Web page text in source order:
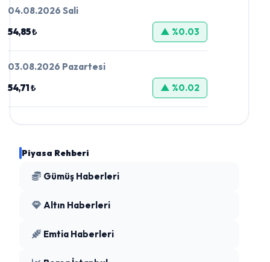
04.08.2026 Sali
54,85 ₺
▲ %0.03
03.08.2026 Pazartesi
54,71 ₺
▲ %0.02
Piyasa Rehberi
Gümüş Haberleri
Altın Haberleri
Emtia Haberleri